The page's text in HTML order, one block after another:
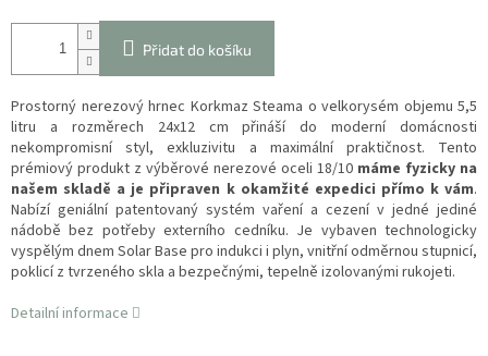
Přidat do košíku
Prostorný nerezový hrnec Korkmaz Steama o velkorysém objemu 5,5
litru a rozměrech 24x12 cm přináší do moderní domácnosti
nekompromisní styl, exkluzivitu a maximální praktičnost. Tento
prémiový produkt z výběrové nerezové oceli 18/10 máme fyzicky na
našem skladě a je připraven k okamžité expedici přímo k vám.
Nabízí geniální patentovaný systém vaření a cezení v jedné jediné
nádobě bez potřeby externího cedníku. Je vybaven technologicky
vyspělým dnem Solar Base pro indukci i plyn, vnitřní odměrnou stupnicí,
poklicí z tvrzeného skla a bezpečnými, tepelně izolovanými rukojeti.
Detailní informace